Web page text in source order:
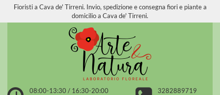
Fioristi a Cava de' Tirreni. Invio, spedizione e consegna fiori e piante a
domicilio a Cava de' Tirreni.
08:00-13:30 / 16:30-20:00 3282889719